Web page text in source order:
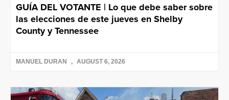
GUÍA DEL VOTANTE | Lo que debe saber sobre
las elecciones de este jueves en Shelby
County y Tennessee
MANUEL DURAN AUGUST 6, 2026